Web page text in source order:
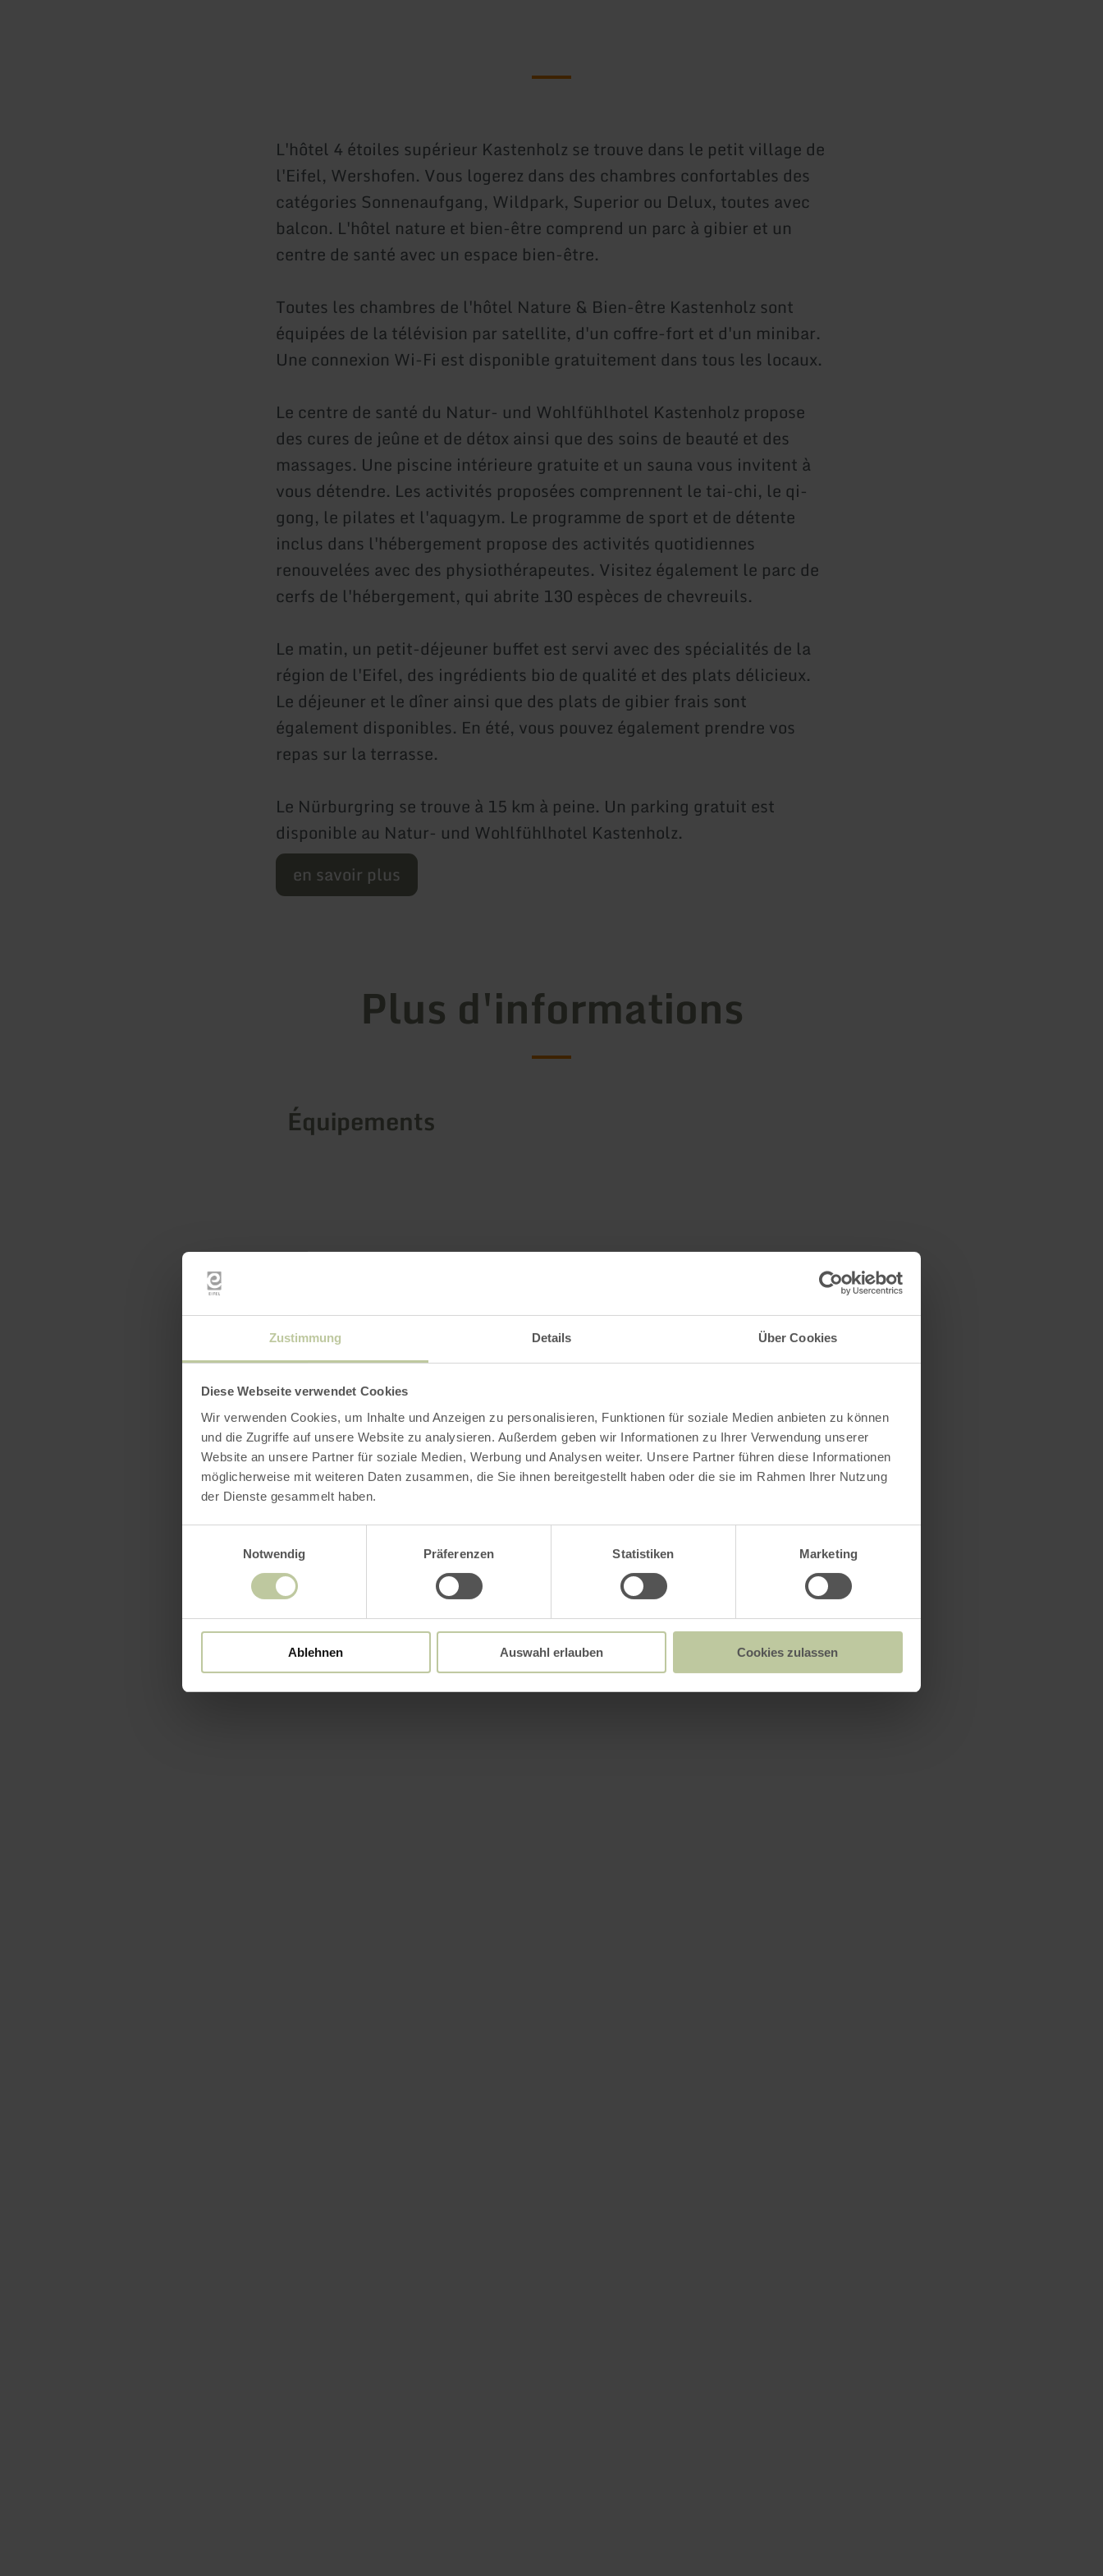
Zustimmung Details Über Cookies
Diese Webseite verwendet Cookies
Wir verwenden Cookies, um Inhalte und Anzeigen zu personalisieren, Funktionen für soziale Medien anbieten zu können
und die Zugriffe auf unsere Website zu analysieren. Außerdem geben wir Informationen zu Ihrer Verwendung unserer
Website an unsere Partner für soziale Medien, Werbung und Analysen weiter. Unsere Partner führen diese Informationen
möglicherweise mit weiteren Daten zusammen, die Sie ihnen bereitgestellt haben oder die sie im Rahmen Ihrer Nutzung
der Dienste gesammelt haben.
Notwendig
Präferenzen Statistiken Marketing
Ablehnen Auswahl erlauben Cookies zulassen
L'hôtel 4 étoiles supérieur Kastenholz se trouve dans le petit village de
l'Eifel, Wershofen. Vous logerez dans des chambres confortables des
catégories Sonnenaufgang, Wildpark, Superior ou Delux, toutes avec
balcon. L'hôtel nature et bien-être comprend un parc à gibier et un
centre de santé avec un espace bien-être.
Toutes les chambres de l'hôtel Nature & Bien-être Kastenholz sont
équipées de la télévision par satellite, d'un coffre-fort et d'un minibar.
Une connexion Wi-Fi est disponible gratuitement dans tous les locaux.
Le centre de santé du Natur- und Wohlfühlhotel Kastenholz propose
des cures de jeûne et de détox ainsi que des soins de beauté et des
massages. Une piscine intérieure gratuite et un sauna vous invitent à
vous détendre. Les activités proposées comprennent le tai-chi, le qi-
gong, le pilates et l'aquagym. Le programme de sport et de détente
inclus dans l'hébergement propose des activités quotidiennes
renouvelées avec des physiothérapeutes. Visitez également le parc de
cerfs de l'hébergement, qui abrite 130 espèces de chevreuils.
Le matin, un petit-déjeuner buffet est servi avec des spécialités de la
région de l'Eifel, des ingrédients bio de qualité et des plats délicieux.
Le déjeuner et le dîner ainsi que des plats de gibier frais sont
également disponibles. En été, vous pouvez également prendre vos
repas sur la terrasse.
Le Nürburgring se trouve à 15 km à peine. Un parking gratuit est
disponible au Natur- und Wohlfühlhotel Kastenholz.
en savoir plus
Plus d'informations
Équipements